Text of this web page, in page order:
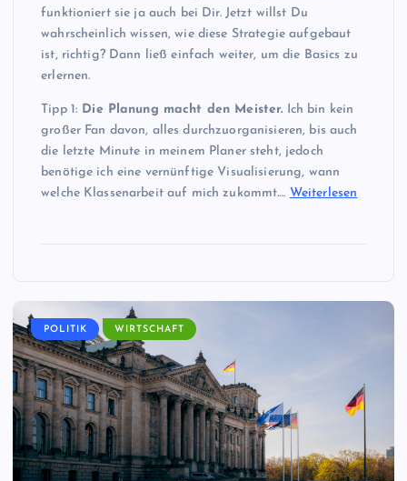
funktioniert sie ja auch bei Dir. Jetzt willst Du
wahrscheinlich wissen, wie diese Strategie aufgebaut
ist, richtig? Dann ließ einfach weiter, um die Basics zu
erlernen.
Tipp 1: Die Planung macht den Meister. Ich bin kein
großer Fan davon, alles durchzuorganisieren, bis auch
die letzte Minute in meinem Planer steht, jedoch
benötige ich eine vernünftige Visualisierung, wann
welche Klassenarbeit auf mich zukommt.… Weiterlesen
POLITIK WIRTSCHAFT